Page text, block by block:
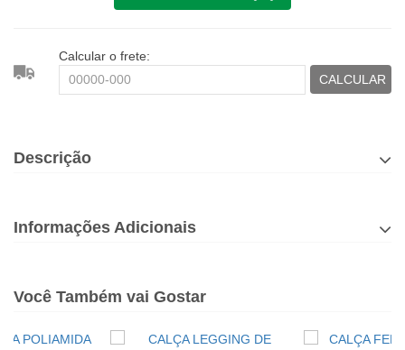
Calcular o frete:
CALCULAR
Descrição
Informações Adicionais
Você Também vai Gostar